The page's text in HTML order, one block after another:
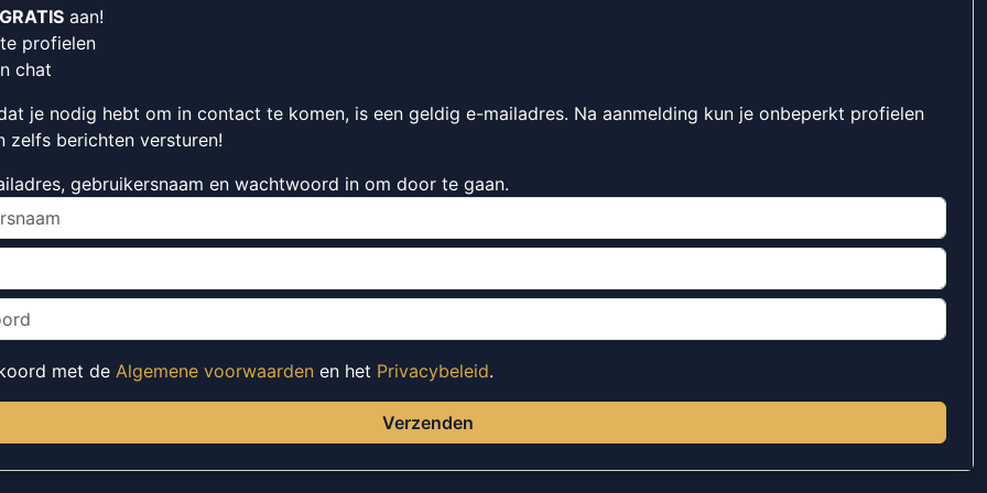
aan!
profielen
chat
je nodig hebt om in contact te komen, is een geldig e-mailadres. Na aanmelding kun je onbeperkt profielen
zelfs berichten versturen!
gebruikersnaam en wachtwoord in om door te gaan.
met de Algemene voorwaardenen het Privacybeleid.
Verzenden